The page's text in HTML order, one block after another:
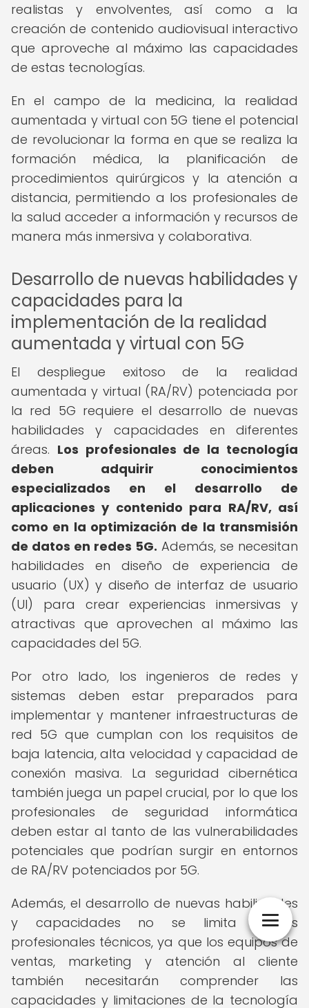
realistas y envolventes, así como a la
creación de contenido audiovisual interactivo
que aproveche al máximo las capacidades
de estas tecnologías.
En el campo de la medicina, la realidad
aumentada y virtual con 5G tiene el potencial
de revolucionar la forma en que se realiza la
formación médica, la planificación de
procedimientos quirúrgicos y la atención a
distancia, permitiendo a los profesionales de
la salud acceder a información y recursos de
manera más inmersiva y colaborativa.
Desarrollo de nuevas habilidades y
capacidades para la
implementación de la realidad
aumentada y virtual con 5G
El despliegue exitoso de la realidad
aumentada y virtual (RA/RV) potenciada por
la red 5G requiere el desarrollo de nuevas
habilidades y capacidades en diferentes
áreas. Los profesionales de la tecnología
deben adquirir conocimientos
especializados en el desarrollo de
aplicaciones y contenido para RA/RV, así
como en la optimización de la transmisión
de datos en redes 5G. Además, se necesitan
habilidades en diseño de experiencia de
usuario (UX) y diseño de interfaz de usuario
(UI) para crear experiencias inmersivas y
atractivas que aprovechen al máximo las
capacidades del 5G.
Por otro lado, los ingenieros de redes y
sistemas deben estar preparados para
implementar y mantener infraestructuras de
red 5G que cumplan con los requisitos de
baja latencia, alta velocidad y capacidad de
conexión masiva. La seguridad cibernética
también juega un papel crucial, por lo que los
profesionales de seguridad informática
deben estar al tanto de las vulnerabilidades
potenciales que podrían surgir en entornos
de RA/RV potenciados por 5G.
Además, el desarrollo de nuevas habilidades
y capacidades no se limita a los
profesionales técnicos, ya que los equipos de
ventas, marketing y atención al cliente
también necesitarán comprender las
capacidades y limitaciones de la tecnología